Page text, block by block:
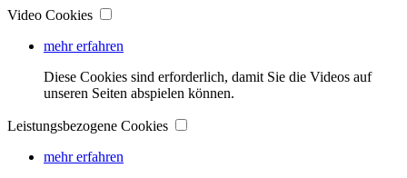
Video Cookies
mehr erfahren
Diese Cookies sind erforderlich, damit Sie die Videos auf
unseren Seiten abspielen können.
Leistungsbezogene Cookies
mehr erfahren